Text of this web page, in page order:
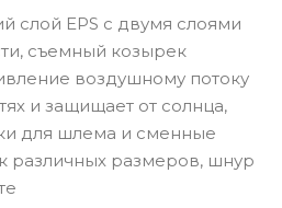
слой EPS с двумя слоями
съемный козырек
воздушному потоку
и защищает от солнца,
для шлема и сменные
различных размеров, шнур